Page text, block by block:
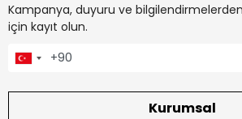
Kampanya, duyuru ve
için kayıt olun.
Kurumsal